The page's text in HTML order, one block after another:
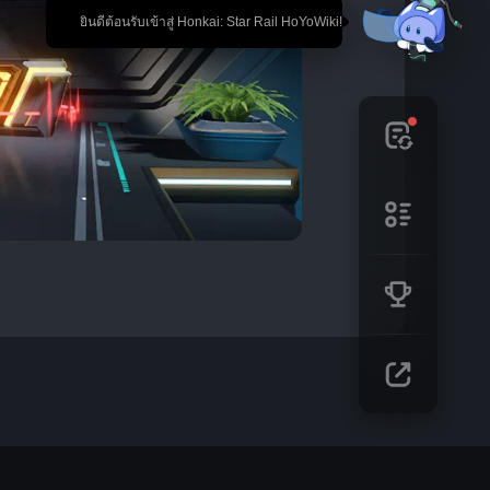
🎉 ยินดีต้อนรับเข้าสู่ Honkai: Star Rail HoYoWiki!